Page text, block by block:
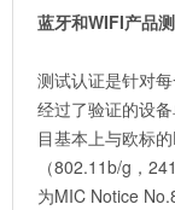
蓝牙和WIFI产品
测试认证是针对
经过了验证的设
目基本上与欧标
（802.11b/g，
为MIC Notice